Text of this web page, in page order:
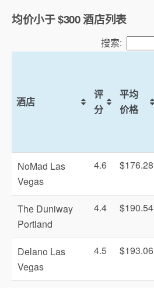
均价小于 $300 酒店列表
搜索:
酒店
评
分
平均
价格
NoMad Las
Vegas
4.6 $176.28
The Duniway
Portland
4.4 $190.54
Delano Las
Vegas
4.5 $193.06